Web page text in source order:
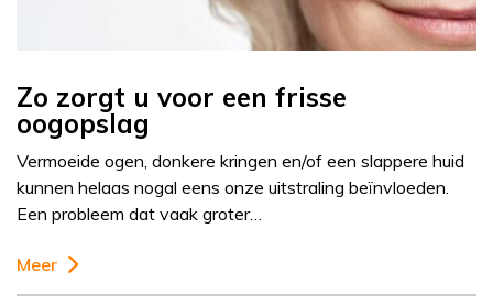
Zo zorgt u voor een frisse
oogopslag
Vermoeide ogen, donkere kringen en/of een slappere huid
kunnen helaas nogal eens onze uitstraling beïnvloeden.
Een probleem dat vaak groter…
Meer